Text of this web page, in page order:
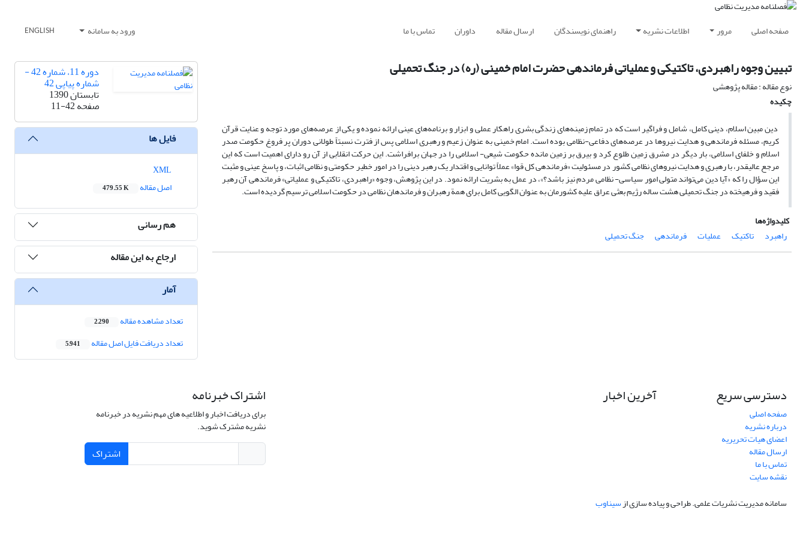
صفحه اصلی مرور اطلاعات نشریه راهنمای نویسندگان ارسال مقاله داوران تماس با ما ورود به سامانه ENGLISH
تبیین وجوه راهبردی، تاکتیکی و عملیاتی فرماندهی حضرت امام خمینی (ره) در جنگ تحمیلی
نوع مقاله : مقاله پژوهشی
چکیده
دین مبین اسلام، دینی کامل، شامل و فراگیر است که در تمام زمینه‌های زندگی بشری راهکار عملی و ابزار و برنامه‌های عینی ارائه نموده و یکی از عرصه‌های مورد توجه و عنایت قرآن
کریم، مسئله فرماندهی و هدایت نیروها در عرصه‌های دفاعی-نظامی بوده است. امام خمینی به عنوان زعیم و رهبری اسلامی پس از فترت نسبتاً طولانی دوران پر فروغ حکومت صدر
اسلام و خلفای اسلامی، بار دیگر در مشرق زمین طلوع کرد و بیرق بر زمین مانده حکومت شیعی- اسلامی را در جهان برافراشت. این حرکت انقلابی از آن رو دارای اهمیت است که این
مرجع عالیقدر، با رهبری و هدایت نیروهای نظامی کشور در مسئولیت «فرماندهی کل قوا» عملاً توانایی و اقتدار یک رهبر دینی را در امور خطیر حکومتی و نظامی اثبات، و پاسخ عینی و مثبت
این سؤال را که «آیا دین می‌تواند متولی امور سیاسی- نظامی مردم نیز باشد؟»، در عمل به بشریت ارائه نمود. در این پژوهش، وجوه «راهبردی، تاکتیکی و عملیاتی» فرماندهی آن رهبر
فقید و فرهیخته در جنگ تحمیلی هشت ساله رژیم بعثی عراق علیه کشورمان به عنوان الگویی کامل برای همة رهبران و فرماندهان نظامی در حکومت اسلامی ترسیم گردیده است.
کلیدواژه‌ها
راهبرد
تاکتیک عملیات فرماندهی جنگ تحمیلی
دوره 11، شماره 42 -
شماره پیاپی 42
تابستان 1390
صفحه11-42
فایل ها
اصل مقاله
479.55 K
هم رسانی
ارجاع به این مقاله
آمار
تعداد مشاهده مقاله 2,290
تعداد دریافت فایل اصل مقاله 5,941
دسترسی سریع
صفحه اصلی
درباره نشریه
اعضای هیات تحریریه
ارسال مقاله
تماس با ما
نقشه سایت
آخرین اخبار اشتراک خبرنامه
برای دریافت اخبار و اطلاعیه های مهم نشریه در خبرنامه
نشریه مشترک شوید.
اشتراک
سامانه مدیریت نشریات علمی.طراحی و پیاده سازی ازسیناوب